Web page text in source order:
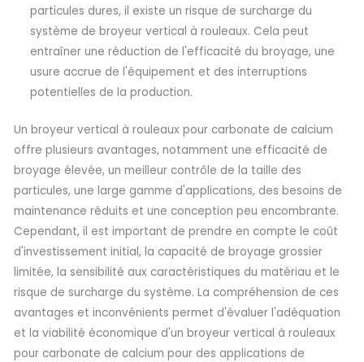
particules dures, il existe un risque de surcharge du
système de broyeur vertical à rouleaux. Cela peut
entraîner une réduction de l'efficacité du broyage, une
usure accrue de l'équipement et des interruptions
potentielles de la production.
Un broyeur vertical à rouleaux pour carbonate de calcium
offre plusieurs avantages, notamment une efficacité de
broyage élevée, un meilleur contrôle de la taille des
particules, une large gamme d'applications, des besoins de
maintenance réduits et une conception peu encombrante.
Cependant, il est important de prendre en compte le coût
d'investissement initial, la capacité de broyage grossier
limitée, la sensibilité aux caractéristiques du matériau et le
risque de surcharge du système. La compréhension de ces
avantages et inconvénients permet d'évaluer l'adéquation
et la viabilité économique d'un broyeur vertical à rouleaux
pour carbonate de calcium pour des applications de